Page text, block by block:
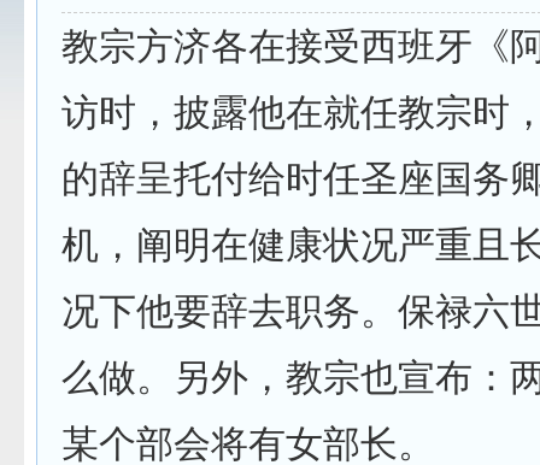
教宗方济各在接受西班牙《
访时，披露他在就任教宗时
的辞呈托付给时任圣座国务
机，阐明在健康状况严重且
况下他要辞去职务。保禄六
么做。另外，教宗也宣布：
某个部会将有女部长。